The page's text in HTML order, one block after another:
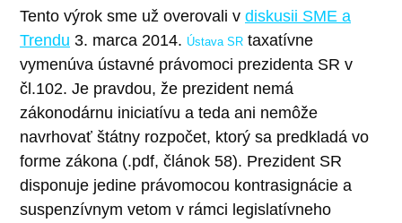
Tento výrok sme už overovali v diskusii SME a
Trendu 3. marca 2014. Ústava SR taxatívne
vymenúva ústavné právomoci prezidenta SR v
čl.102. Je pravdou, že prezident nemá
zákonodárnu iniciatívu a teda ani nemôže
navrhovať štátny rozpočet, ktorý sa predkladá vo
forme zákona (.pdf, článok 58). Prezident SR
disponuje jedine právomocou kontrasignácie a
suspenzívnym vetom v rámci legislatívneho